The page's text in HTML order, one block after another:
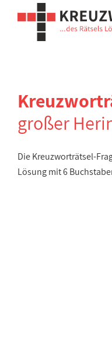
großer
Die Kreuzworträtsel-
Lösung mit 6